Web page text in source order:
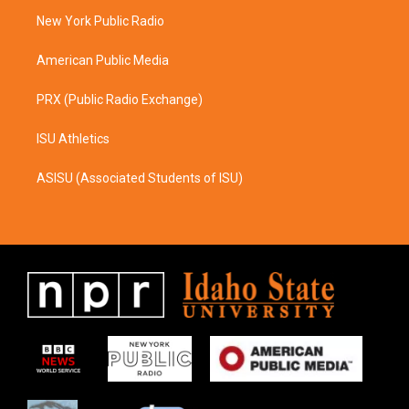
a
k
New York Public Radio
American Public Media
PRX (Public Radio Exchange)
ISU Athletics
ASISU (Associated Students of ISU)